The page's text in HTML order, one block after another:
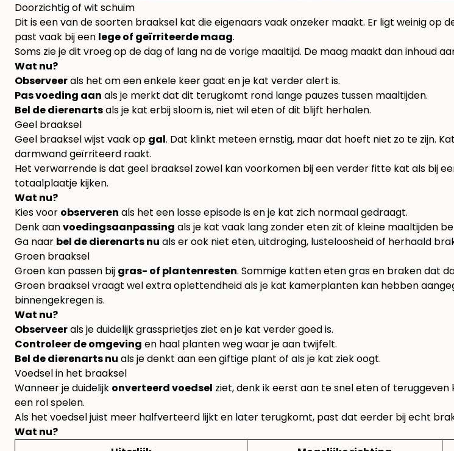
Doorzichtig of wit schuim
Dit is een van de soorten braaksel kat die eigenaars vaak onzeker maakt. Er ligt weinig
past vaak bij een lege of geïrriteerde maag.
Soms zie je dit vroeg op de dag of lang na de vorige maaltijd. De maag maakt dan inhoud
Wat nu?
Observeerals het om een enkele keer gaat en je kat verder alert is.
Pas voeding aan als je merkt dat dit terugkomt rond lange pauzes tussen maaltijden.
Bel de dierenartsals je kat erbij sloom is, niet wil eten of dit blijft herhalen.
Geel braaksel
Geel braaksel wijst vaak op gal. Dat klinkt meteen ernstig, maar dat hoeft niet zo te zijn.
darmwand geïrriteerd raakt.
Het verwarrende is dat geel braaksel zowel kan voorkomen bij een verder fitte kat als bij
totaalplaatje kijken.
Wat nu?
Kies voor observeren als het een losse episode is en je kat zich normaal gedraagt.
Denk aanvoedingsaanpassing als je kat vaak lang zonder eten zit of kleine maaltijden
Ga naar bel de dierenarts nu als er ook niet eten, uitdroging, lusteloosheid of herhaald
Groen braaksel
Groen kan passen bij gras- of plantenresten. Sommige katten eten gras en braken dat
Groen braaksel vraagt wel extra oplettendheid als je kat kamerplanten kan hebben
binnengekregen is.
Wat nu?
Observeerals je duidelijk grassprietjes ziet en je kat verder goed is.
Controleer de omgeving en haal planten weg waar je aan twijfelt.
Bel de dierenarts nu als je denkt aan een giftige plant of als je kat ziek oogt.
Voedsel in het braaksel
Wanneer je duidelijk onverteerd voedsel ziet, denk ik eerst aan te snel eten of
een rol spelen.
Als het voedsel juist meer halfverteerd lijkt en later terugkomt, past dat eerder bij echt
Wat nu?